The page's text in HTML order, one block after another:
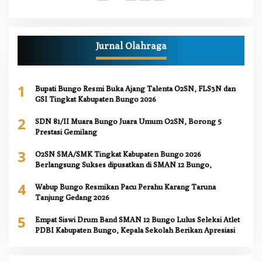
Jurnal Olahraga
1
Bupati Bungo Resmi Buka Ajang Talenta O2SN, FLS3N dan
GSI Tingkat Kabupaten Bungo 2026
2
SDN 81/II Muara Bungo Juara Umum O2SN, Borong 5
Prestasi Gemilang
3
O2SN SMA/SMK Tingkat Kabupaten Bungo 2026
Berlangsung Sukses dipusatkan di SMAN 12 Bungo,
4
Wabup Bungo Resmikan Pacu Perahu Karang Taruna
Tanjung Gedang 2026
5
Empat Siswi Drum Band SMAN 12 Bungo Lulus Seleksi Atlet
PDBI Kabupaten Bungo, Kepala Sekolah Berikan Apresiasi